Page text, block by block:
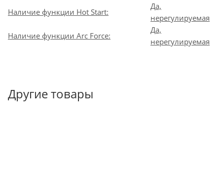
Наличие функции Hot Start:
Да,
нерегулируемая
Наличие функции Arc Force:
Да,
нерегулируемая
Другие товары